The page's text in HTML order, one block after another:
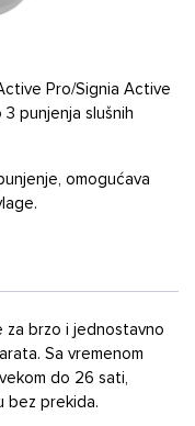
Pro/Signia Active
punjenja slušnih
omogućava
za brzo i jednostavno
Sa vremenom
do 26 sati,
bez prekida.